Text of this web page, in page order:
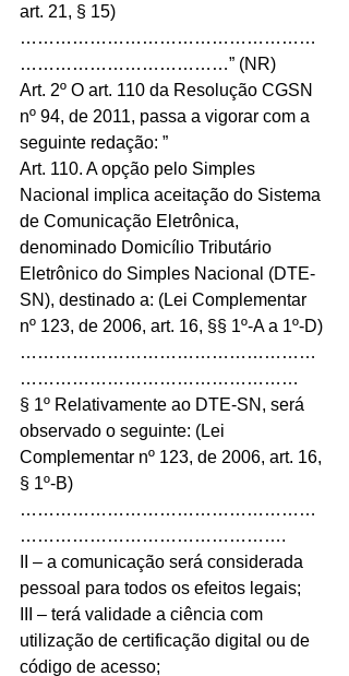
art. 21, § 15)
……………………………………………
………………………………” (NR)
Art. 2º O art. 110 da Resolução CGSN
nº 94, de 2011, passa a vigorar com a
seguinte redação: ”
Art. 110. A opção pelo Simples
Nacional implica aceitação do Sistema
de Comunicação Eletrônica,
denominado Domicílio Tributário
Eletrônico do Simples Nacional (DTE-
SN), destinado a: (Lei Complementar
nº 123, de 2006, art. 16, §§ 1º-A a 1º-D)
……………………………………………
…………………………………………
§ 1º Relativamente ao DTE-SN, será
observado o seguinte: (Lei
Complementar nº 123, de 2006, art. 16,
§ 1º-B)
……………………………………………
……………………………………….
II – a comunicação será considerada
pessoal para todos os efeitos legais;
III – terá validade a ciência com
utilização de certificação digital ou de
código de acesso;